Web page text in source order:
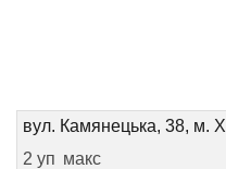
вул. Камянецька, 38, м.
2 уп макс